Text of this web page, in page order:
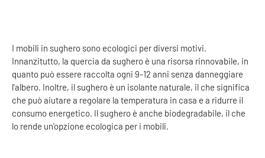
I mobili in sughero sono ecologici per diversi motivi.
Innanzitutto, la quercia da sughero è una risorsa rinnovabile, in
quanto può essere raccolta ogni 9-12 anni senza danneggiare
l'albero. Inoltre, il sughero è un isolante naturale, il che significa
che può aiutare a regolare la temperatura in casa e a ridurre il
consumo energetico. Il sughero è anche biodegradabile, il che
lo rende un'opzione ecologica per i mobili.